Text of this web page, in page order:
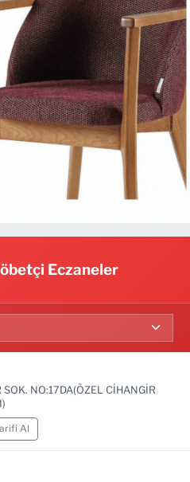
Eczaneler
NO:17DA(ÖZEL CİHANGİR
Al